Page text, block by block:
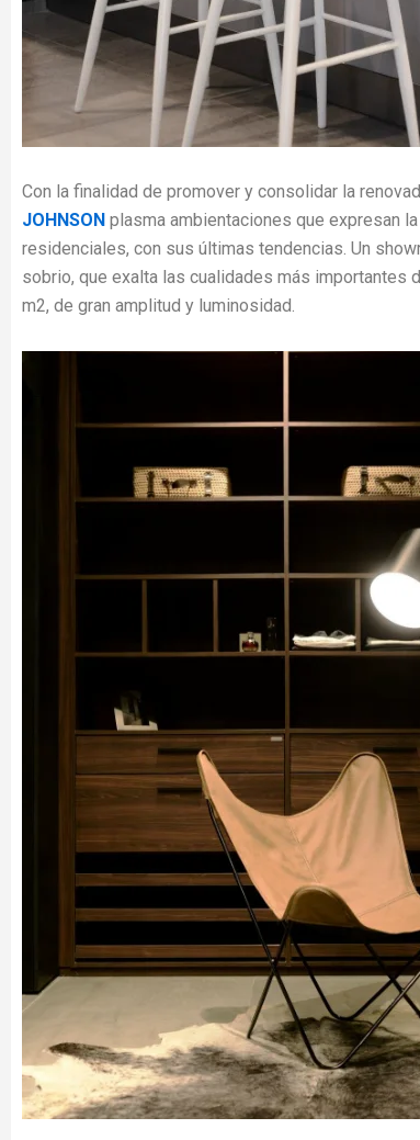
Con la finalidad de promover y consolidar la
JOHNSON plasma ambientaciones que expresan
residenciales, con sus últimas tendencias. Un
sobrio, que exalta las cualidades más importantes
m2, de gran amplitud y luminosidad.